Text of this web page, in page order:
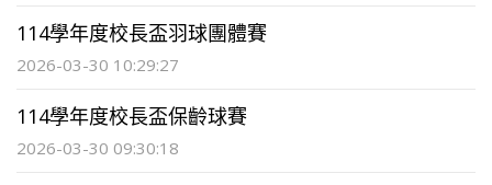
114學年度校長盃羽球團體賽
2026-03-30 10:29:27
114學年度校長盃保齡球賽
2026-03-30 09:30:18